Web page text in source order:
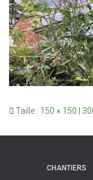
Taille : 150 × 150 |
CHANTIERS